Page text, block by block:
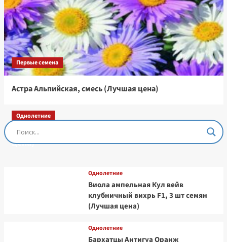
Первые семена
Астра Альпийская, смесь (Лучшая цена)
Однолетние
Остеоспермум Пэшн Роуз, 3 шт семян (Лучшая
цена)
Однолетние
Виола ампельная Кул вейв
клубничный вихрь F1, 3 шт семян
(Лучшая цена)
Однолетние
Бархатцы Антигуа Оранж